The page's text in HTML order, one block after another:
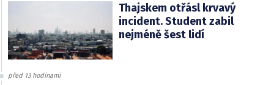
Thajskem otřásl krvavý
incident. Student zabil
nejméně šest lidí
před 13 hodinami